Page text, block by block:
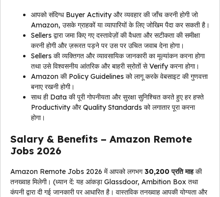
आपको संदिग्ध Buyer Activity और व्यवहार की जाँच करनी होगी जो
Amazon, उसके ग्राहकों या व्यापारियों के लिए जोखिम पैदा कर सकती है।
Sellers द्वारा जमा किए गए दस्तावेज़ों की वैधता और सटीकता की समीक्षा
करनी होगी और ज़रूरत पड़ने पर उस पर उचित जवाब देना होगा।
Sellers की व्यक्तिगत और व्यावसायिक जानकारी का मूल्यांकन करना होगा
तथा उसे विश्वसनीय आंतरिक और बाहरी स्रोतों से Verify करना होगा।
Amazon की Policy Guidelines को लागू करके वेबसाइट की गुणवत्ता
बनाए रखनी होगी।
साथ ही Data की पूरी गोपनीयता और सुरक्षा सुनिश्चित करते हुए हर हफ्ते
Productivity और Quality Standards को लगातार पूरा करना
होगा।
Salary & Benefits – Amazon Remote
Jobs 2026
Amazon Remote Jobs 2026 में आपको लगभग ₹30,200 प्रति माहकी
तनख्वाह मिलेगी। (ध्यान दें: यह आंकड़ा Glassdoor, Ambition Box तथा
कंपनी द्वारा दी गई जानकारी पर आधारित है। वास्तविक तनख्वाह आपकी योग्यता और